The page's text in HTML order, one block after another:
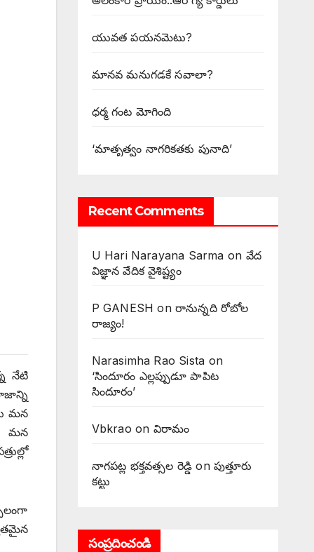
నేటి
మన
మన
యువత పయనమెటు?
మానవ మనుగడకే సవాలా?
ధర్మ గంట మోగింది
‘మాతృత్వం నాగరికతకు పునాది’
Recent Comments
U Hari Narayana Sarma on వేద
విజ్ఞాన వేదిక వైశిష్ట్యం
P GANESH on ‌రానున్నది రోబోల
రాజ్యం!
Narasimha Rao Sista on
‘సిందూరం ఎల్లప్పుడూ పాపిట
సిందూరం’
Vbkrao on విరామం
నాగపట్ల భక్తవత్సల రెడ్డి on పుత్తూరు
కట్టు
సంప్రదించండి